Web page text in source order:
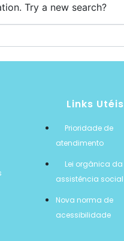
Try a new search?
Links Utéis
Prioridade de
atendimento
Lei orgânica da
assistência social
Nova norma de
acessibilidade